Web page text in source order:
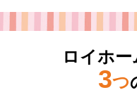
ロイホ
3つ